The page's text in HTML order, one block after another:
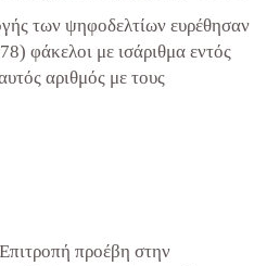
των ψηφοδελτίων ευρέθησαν
φάκελοι με ισάριθμα εντός
αριθμός με τους
προέβη στην